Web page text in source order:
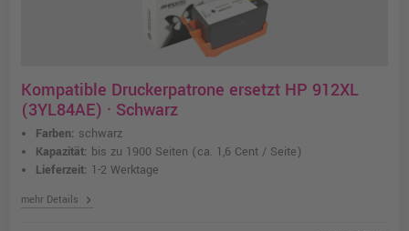
Kompatible Druckerpatrone ersetzt HP 912XL
(3YL84AE) · Schwarz
Farben: schwarz
Kapazität: bis zu 1900 Seiten (ca. 1,6 Cent / Seite)
Lieferzeit: 1-2 Werktage
mehr Details chevron_right